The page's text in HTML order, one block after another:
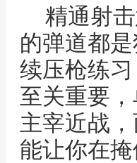
精通射
的弹道都
续压枪练
至关重要
主宰近战
能让你在